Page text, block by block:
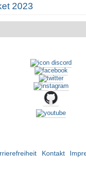
2023
Kontakt